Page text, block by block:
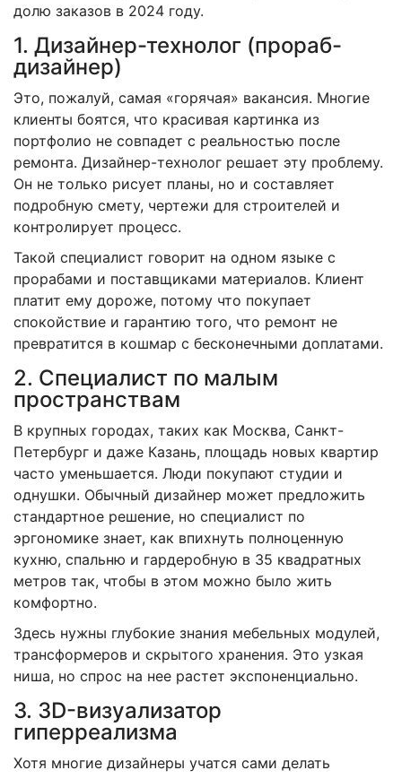
долю заказов в 2024 году.
1. Дизайнер-технолог (прораб-
дизайнер)
Это, пожалуй, самая «горячая» вакансия. Многие
клиенты боятся, что красивая картинка из
портфолио не совпадет с реальностью после
ремонта. Дизайнер-технолог решает эту проблему.
Он не только рисует планы, но и составляет
подробную смету, чертежи для строителей и
контролирует процесс.
Такой специалист говорит на одном языке с
прорабами и поставщиками материалов. Клиент
платит ему дороже, потому что покупает
спокойствие и гарантию того, что ремонт не
превратится в кошмар с бесконечными доплатами.
2. Специалист по малым
пространствам
В крупных городах, таких как Москва, Санкт-
Петербург и даже Казань, площадь новых квартир
часто уменьшается. Люди покупают студии и
однушки. Обычный дизайнер может предложить
стандартное решение, но специалист по
эргономике знает, как впихнуть полноценную
кухню, спальню и гардеробную в 35 квадратных
метров так, чтобы в этом можно было жить
комфортно.
Здесь нужны глубокие знания мебельных модулей,
трансформеров и скрытого хранения. Это узкая
ниша, но спрос на нее растет экспоненциально.
3. 3D-визуализатор
гиперреализма
Хотя многие дизайнеры учатся сами делать